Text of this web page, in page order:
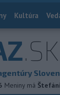
Kultúra
.SK
Meniny má